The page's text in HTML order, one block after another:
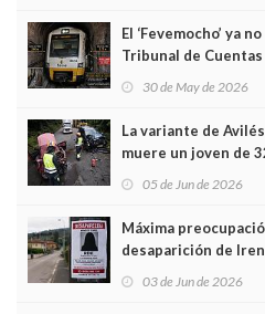
El ‘Fevemocho’ ya
Tribunal de
sobrecoste de los
30 de May de 2026
La variante de
muere un joven de
frontal
05 de Jun de 2026
Máxima
desaparición de
03 de Jun de 2026